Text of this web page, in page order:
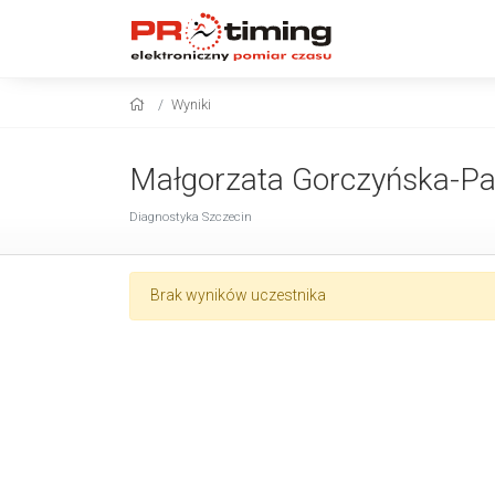
Wyniki
Małgorzata Gorczyńska-
Diagnostyka Szczecin
Brak wyników uczestnika